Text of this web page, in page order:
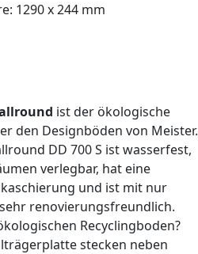
1290 x 244 mm
ist der ökologische
den Designböden von Meister.
DD 700 S ist wasserfest,
verlegbar, hat eine
und ist mit nur
renovierungsfreundlich.
Recyclingboden?
stecken neben